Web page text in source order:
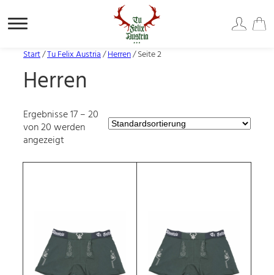
springen
Start/Tu Felix Austria/Herren/ Seite 2
Herren
Ergebnisse 17 – 20
von 20 werden
angezeigt